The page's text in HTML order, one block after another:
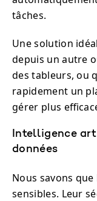
tâches.
Une solution
depuis un autre
des tableurs, ou
rapidement un
gérer plus
Intelligence
données
Nous savons
sensibles. Leur